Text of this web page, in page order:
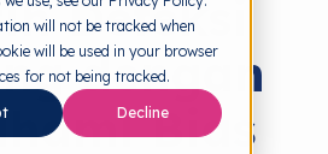
will not be tracked when
will be used in your browser
for not being tracked.
Decline
Deteksi
dengan
Bias